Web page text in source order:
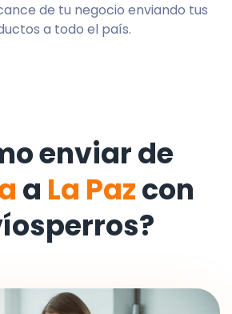
de tu negocio enviando tus
a todo el país.
enviar de
a La Pazcon